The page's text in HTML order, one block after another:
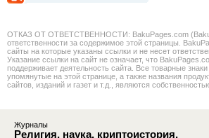
ОТКАЗ ОТ ОТВЕТСТВЕННОСТИ: BakuPages.com
ответственности за содержимое этой страницы.
сайты на которые указаны ссылки и не несет
Указание ссылки на сайт не означает, что
поддерживает деятельность сайта. Все товарные
упомянутые на этой странице, а также названия
сайтов, изданий и газет и т.д., являются
Журналы
Религия, наука, криптоистория,